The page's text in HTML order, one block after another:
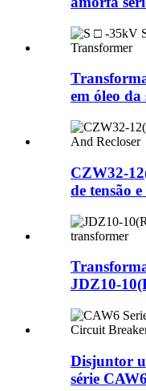
em óleo
CZW32-
de tensão
JDZ10-
Disjuntor
série CAW6